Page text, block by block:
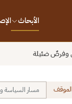
الأبحاث
وفرصٌ ضئيلة
مسار السياسة